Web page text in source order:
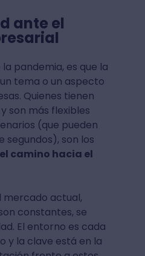
ante el
pandemia, es que la
tema o un aspecto
Quienes tienen
son más flexibles
(que pueden
segundos), son los
camino hacia el
mercado actual,
constantes, se
El entorno es cada
y la clave está en la